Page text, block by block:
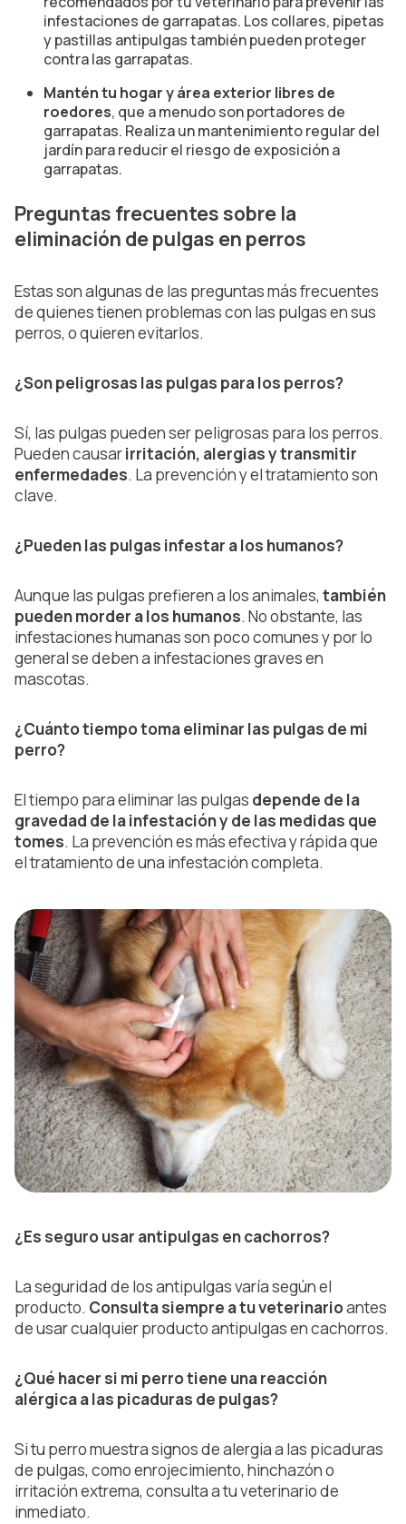
infestaciones de garrapatas. Los collares, pipetas
y pastillas antipulgas también pueden proteger
contra las garrapatas.
Mantén tu hogar y área exterior libres de
roedores, que a menudo son portadores de
garrapatas. Realiza un mantenimiento regular del
jardín para reducir el riesgo de exposición a
garrapatas.
Preguntas frecuentes sobre la
eliminación de pulgas en perros
Estas son algunas de las preguntas más frecuentes
de quienes tienen problemas con las pulgas en sus
perros, o quieren evitarlos.
¿Son peligrosas las pulgas para los perros?
Sí, las pulgas pueden ser peligrosas para los perros.
Pueden causarirritación, alergias y transmitir
enfermedades. La prevención y el tratamiento son
clave.
¿Pueden las pulgas infestar a los humanos?
Aunque las pulgas prefieren a los animales, también
pueden morder a los humanos. No obstante, las
infestaciones humanas son poco comunes y por lo
general se deben a infestaciones graves en
mascotas.
¿Cuánto tiempo toma eliminar las pulgas de mi
perro?
El tiempo para eliminar las pulgas depende de la
gravedad de la infestación y de las medidas que
tomes. La prevención es más efectiva y rápida que
el tratamiento de una infestación completa.
¿Es seguro usar antipulgas en cachorros?
La seguridad de los antipulgas varía según el
producto. Consulta siempre a tu veterinarioantes
de usar cualquier producto antipulgas en cachorros.
¿Qué hacer si mi perro tiene una reacción
alérgica a las picaduras de pulgas?
Si tu perro muestra signos de alergia a las picaduras
de pulgas, como enrojecimiento, hinchazón o
irritación extrema, consulta a tu veterinario de
inmediato.